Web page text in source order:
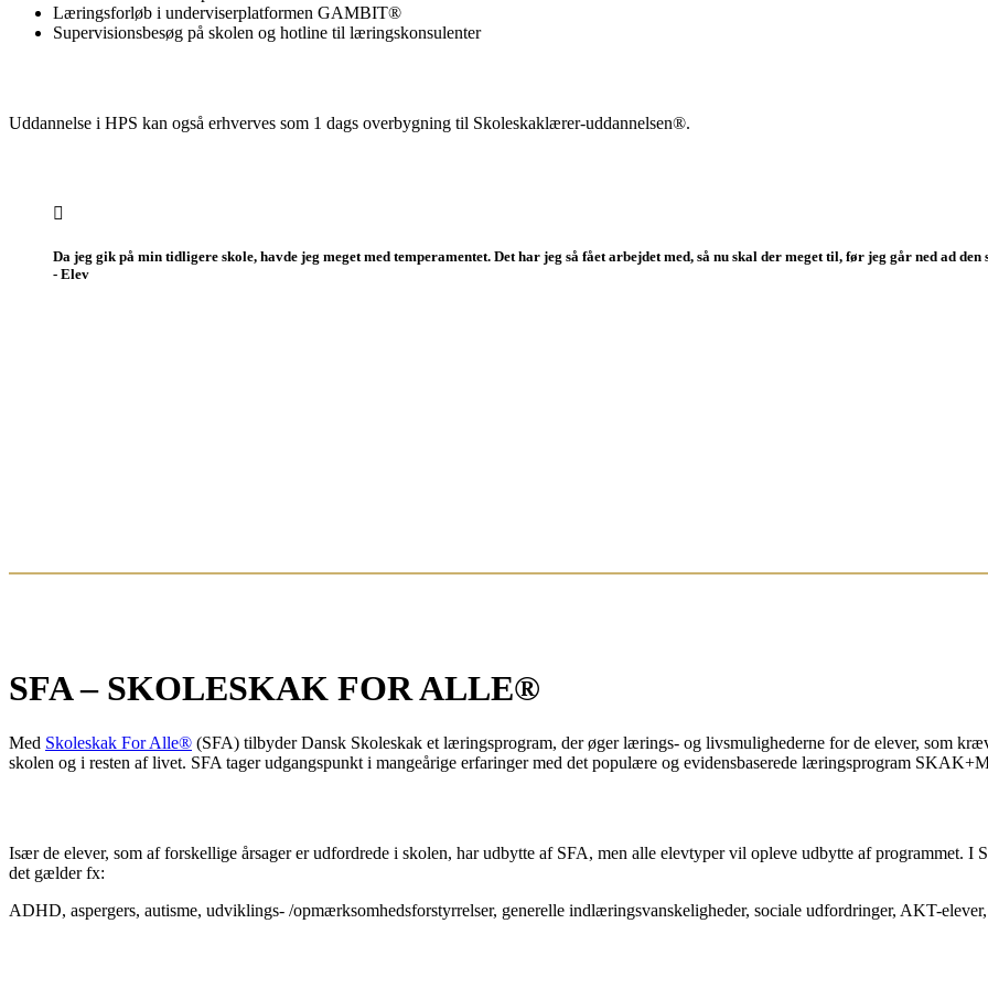
Læringsforløb i underviserplatformen GAMBIT®
Supervisionsbesøg på skolen og hotline til læringskonsulenter
Uddannelse i HPS kan også erhverves som 1 dags overbygning til Skoleskaklærer-uddannelsen®.
Da jeg gik på min tidligere skole, havde jeg meget med temperamentet. Det har jeg så fået arbejdet med, så nu skal der meget til, før jeg går ned ad den
- Elev
SFA – SKOLESKAK FOR ALLE®
Med Skoleskak For Alle® (SFA) tilbyder Dansk Skoleskak et læringsprogram, der øger lærings- og livsmulighederne for de elever, som
skolen og i resten af livet. SFA tager udgangspunkt i mangeårige erfaringer med det populære og evidensbaserede læringsprogram
Især de elever, som af forskellige årsager er udfordrede i skolen, har udbytte af SFA, men alle elevtyper vil opleve udbytte af programmet. I
det gælder fx:
ADHD, aspergers, autisme, udviklings- /opmærksomhedsforstyrrelser, generelle indlæringsvanskeligheder, sociale udfordringer, AKT-